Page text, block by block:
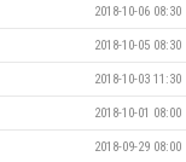
2018-10-06 08:30
2018-10-05 08:30
2018-10-03 11:30
2018-10-01 08:00
2018-09-29 08:00